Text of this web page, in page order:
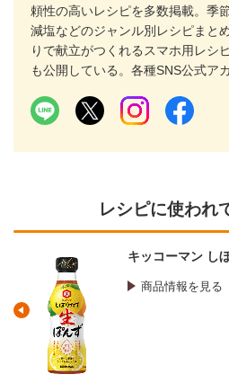
頼性の高いレシピを多数掲載。季
減塩などのジャンル別レシピまと
りで献立がつくれるスマホ用レシ
も公開している。各種SNS公式ア
レシピに使われ
キッコーマン
商品情報を見